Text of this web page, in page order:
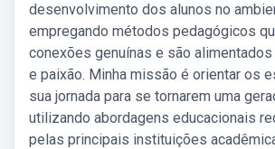
desenvolvimento dos alunos no
empregando métodos pedagógicos
conexões genuínas e são
e paixão. Minha missão é orientar os
sua jornada para se tornarem uma
utilizando abordagens educacionais
pelas principais instituições